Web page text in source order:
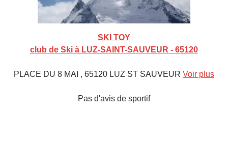
SKI TOY
club de Ski à LUZ-SAINT-SAUVEUR - 65120
PLACE DU 8 MAI , 65120 LUZ ST SAUVEUR Voir plus
Pas d'avis de sportif